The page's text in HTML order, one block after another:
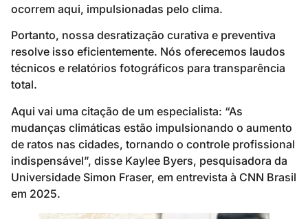
ocorrem aqui, impulsionadas pelo clima.
Portanto, nossa desratização curativa e preventiva
resolve isso eficientemente. Nós oferecemos laudos
técnicos e relatórios fotográficos para transparência
total.
Aqui vai uma citação de um especialista: “As
mudanças climáticas estão impulsionando o aumento
de ratos nas cidades, tornando o controle profissional
indispensável”, disse Kaylee Byers, pesquisadora da
Universidade Simon Fraser, em entrevista à CNN Brasil
em 2025.